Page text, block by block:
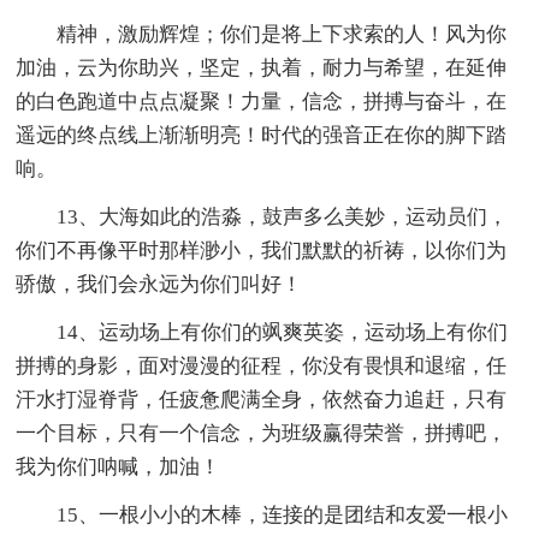
精神，激励辉煌；你们是将上下求索的人！风为你
加油，云为你助兴，坚定，执着，耐力与希望，在延伸
的白色跑道中点点凝聚！力量，信念，拼搏与奋斗，在
遥远的终点线上渐渐明亮！时代的强音正在你的脚下踏
响。
13、大海如此的浩淼，鼓声多么美妙，运动员们，
你们不再像平时那样渺小，我们默默的祈祷，以你们为
骄傲，我们会永远为你们叫好！
14、运动场上有你们的飒爽英姿，运动场上有你们
拼搏的身影，面对漫漫的征程，你没有畏惧和退缩，任
汗水打湿脊背，任疲惫爬满全身，依然奋力追赶，只有
一个目标，只有一个信念，为班级赢得荣誉，拼搏吧，
我为你们呐喊，加油！
15、一根小小的木棒，连接的是团结和友爱一根小